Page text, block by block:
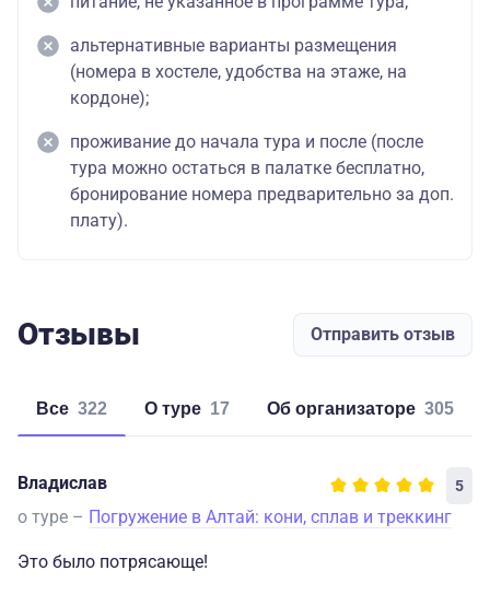
альтернативные варианты размещения
(номера в хостеле, удобства на этаже, на
кордоне);
проживание до начала тура и после (после
тура можно остаться в палатке бесплатно,
бронирование номера предварительно за доп.
плату).
Отзывы Отправить отзыв
Все 322 о туре 17 об организаторе 305
Владислав 5
о туре – Погружение в Алтай: кони, сплав и треккинг
Это было потрясающе!